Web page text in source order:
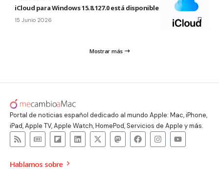
iCloud para Windows 15.8.127.0 está disponible
15 Junio 2026
Mostrar más
Portal de noticias español dedicado al mundo Apple: Mac, iPhone,
iPad, Apple TV, Apple Watch, HomePod, Servicios de Apple y más.
Hablamos sobre